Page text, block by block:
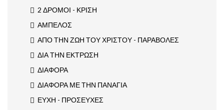
2 ΔΡΟΜΟΙ - ΚΡΙΣΗ
ΑΜΠΕΛΟΣ
ΑΠΟ ΤΗΝ ΖΩΗ ΤΟΥ ΧΡΙΣΤΟΥ - ΠΑΡΑΒΟΛΕΣ
ΔΙΑ ΤΗΝ ΕΚΤΡΩΣΗ
ΔΙΑΦΟΡΑ
ΔΙΑΦΟΡΑ ΜΕ ΤΗΝ ΠΑΝΑΓΙΑ
ΕΥΧΗ - ΠΡΟΣΕΥΧΕΣ